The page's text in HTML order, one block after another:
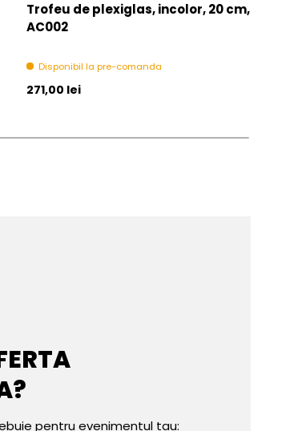
Trofeu de plexiglas, incolor, 20 cm,
AC002
Disponibil la pre-comanda
Pret initial
271,00 lei
pentru evenimentul tau: